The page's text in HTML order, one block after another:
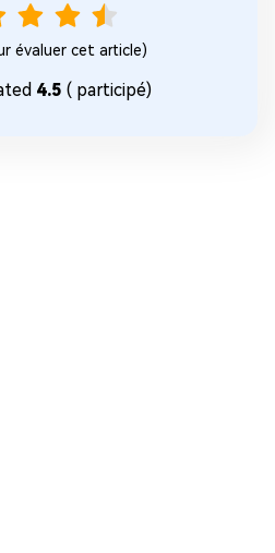
évaluer cet article)
4.5 ( participé)